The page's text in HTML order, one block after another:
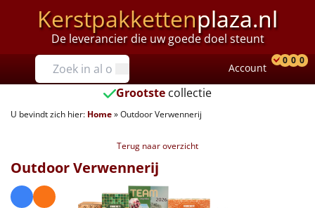
Kerstpakkettenplaza.nl
De leverancier die uw goede doel steunt
Prijzen
Tot €25
€25 tot €35
€40 tot €45
Account
0 0 0
Grootste collectie
U bevindt zich hier: Home»Outdoor Verwennerij
Terug naar overzicht
Outdoor Verwennerij